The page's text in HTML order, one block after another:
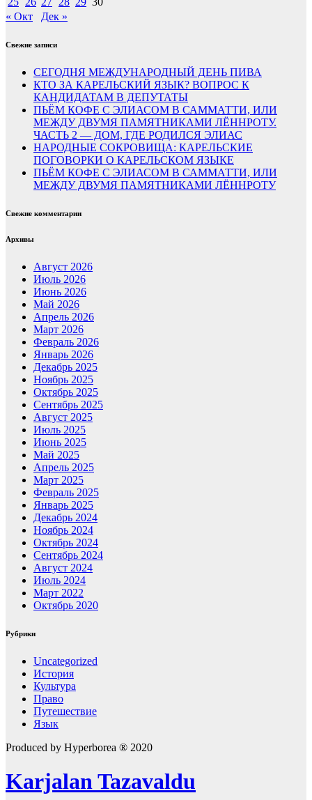
« Окт
Дек »
Свежие записи
СЕГОДНЯ МЕЖДУНАРОДНЫЙ ДЕНЬ ПИВА
КТО ЗА КАРЕЛЬСКИЙ ЯЗЫК? ВОПРОС К
КАНДИДАТАМ В ДЕПУТАТЫ
ПЬЁМ КОФЕ С ЭЛИАСОМ В САММАТТИ, ИЛИ
МЕЖДУ ДВУМЯ ПАМЯТНИКАМИ ЛЁННРОТУ.
ЧАСТЬ 2 — ДОМ, ГДЕ РОДИЛСЯ ЭЛИАС
НАРОДНЫЕ СОКРОВИЩА: КАРЕЛЬСКИЕ
ПОГОВОРКИ О КАРЕЛЬСКОМ ЯЗЫКЕ
ПЬЁМ КОФЕ С ЭЛИАСОМ В САММАТТИ, ИЛИ
МЕЖДУ ДВУМЯ ПАМЯТНИКАМИ ЛЁННРОТУ
Свежие комментарии
Архивы
Август 2026
Июль 2026
Июнь 2026
Май 2026
Апрель 2026
Март 2026
Февраль 2026
Январь 2026
Декабрь 2025
Ноябрь 2025
Октябрь 2025
Сентябрь 2025
Август 2025
Июль 2025
Июнь 2025
Май 2025
Апрель 2025
Март 2025
Февраль 2025
Январь 2025
Декабрь 2024
Ноябрь 2024
Октябрь 2024
Сентябрь 2024
Август 2024
Июль 2024
Март 2022
Октябрь 2020
Рубрики
Uncategorized
История
Культура
Право
Путешествие
Язык
Produced by Hyperborea ® 2020
Karjalan Tazavaldu